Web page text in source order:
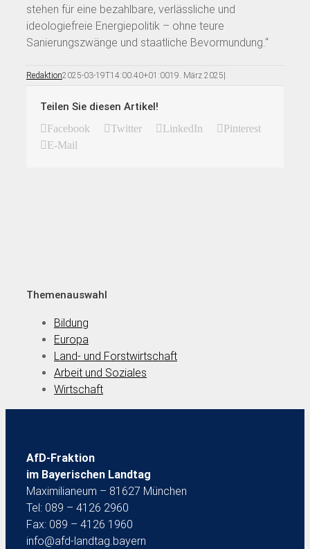
stehen für eine bezahlbare, verlässliche und
ideologiefreie Energiepolitik – ohne teure
Sanierungszwänge und staatliche Bevormundung.“
Redaktion2025-03-19T14:00:40+01:0019. März 2025|
Teilen Sie diesen Artikel!
Facebook Twitter LinkedIn
Pinterest
E-Mail
Themenauswahl
Bildung
Europa
Land- und Forstwirtschaft
Arbeit und Soziales
Wirtschaft
AfD-Fraktion
im Bayerischen Landtag
Maximilianeum – 81627 München
Tel: 089 – 4126 2960
Fax: 089 – 4126 1960
info@afd-landtag.bayern